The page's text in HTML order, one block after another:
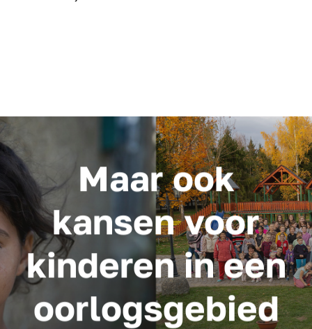
Maar ook
kansen voor
kinderen in een
oorlogsgebied